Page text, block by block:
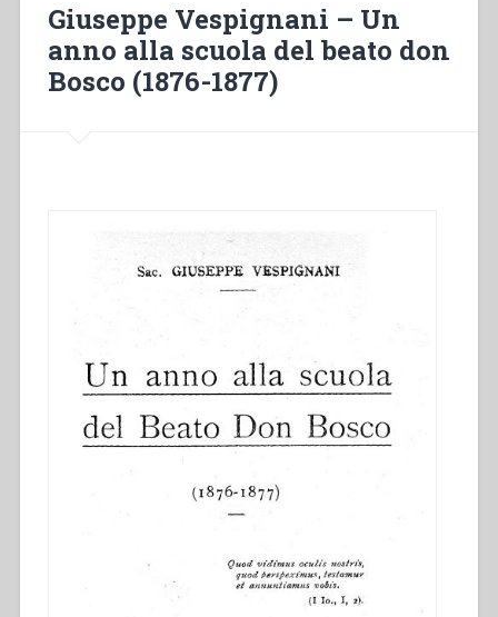
Giuseppe Vespignani – Un
anno alla scuola del beato don
Bosco (1876-1877)